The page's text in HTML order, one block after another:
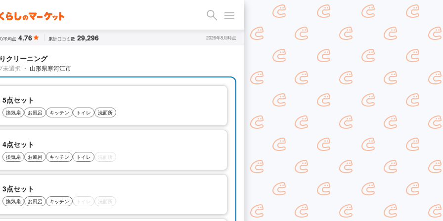
平均点 4.76 累計口コミ数 29,296 2026年8月時点
クリーニング
未選択 ・ 山形県寒河江市
5点セット
換気扇 お風呂 キッチン トイレ 洗面所
4点セット
換気扇 お風呂 キッチン トイレ 洗面所
3点セット
換気扇 お風呂 キッチン トイレ 洗面所